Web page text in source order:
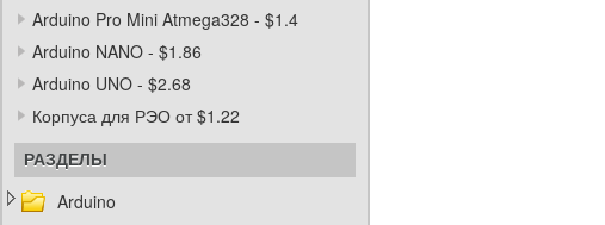
Arduino Pro Mini Atmega328 - $1.4
Arduino NANO - $1.86
Arduino UNO - $2.68
Корпуса для РЭО от $1.22
РАЗДЕЛЫ
Arduino